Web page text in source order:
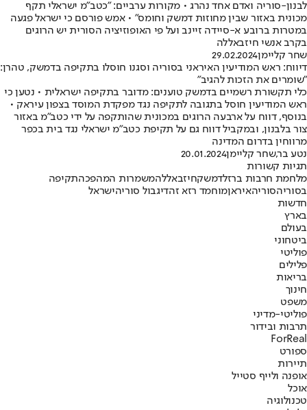
לבנון-סוריה ואדם אחד נהרג • מקורות ערביים: "כטב"מ ישראלי תקף
מכונית באזור שבין מחוזות דמשק וחומס" • אמש פורסם כי ישראל פגעה
במטרות ברובע א-סיידה זיינב ועל פי האופוזיציה הסורית יש הרוגים
בקרב אנשי חיזבאללה
שחר קליימן29.02.2024
דיווח: ראש המודיעין האיראני בסוריה וסגנו חוסלו בתקיפה בדמשק, טהרן:
"שומרים את הזכות להגיב"
כלי תקשורת רשמיים בדמשק טוענים: מדובר בתקיפה ישראלית • נטען כי
ראש המודיעין חוסל בתגובה לתקיפה נגד מפקדת המוסד בצפון עיראק •
בנוסף, דווח על ארבעה הרוגים במכונית שהותקפה על ידי כטב"מ באזור
צור בלבנון, ובמקביל דווח גם על תקיפת כטב"מ ישראלי נגד בית בכפר
מרווחין בדרום המדינה
נטע בר,שחר קליימן20.01.2024
תגיות קשורות
מלחמת חרבות ברזלדמשקחיזבאללהמשמרות המהפכהתקיפה
בסוריהסוריהאיראןמוחמד רזא זהדיגבול סוריהישראל
חדשות
בארץ
בעולם
ביטחוני
פוליטי
פלילים
בריאות
חינוך
משפט
פוליטי-מדיני
תרבות ובידור
ForReal
ספורט
תיירות
אופנה ולייף סטייל
אוכל
טכנולוגיה